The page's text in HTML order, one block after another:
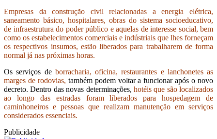
Empresas da construção civil relacionadas a energia elétrica,
saneamento básico, hospitalares, obras do sistema socioeducativo,
de infraestrutura do poder público e aquelas de interesse social, bem
como os estabelecimentos comerciais e indústriais que lhes forneçam
os respectivos insumos, estão liberados para trabalharem de forma
normal já nas próximas horas.
Os serviços de borracharia, oficina, restaurantes e lanchonetes as
marges de rodovias, também podem voltar a funcionar após o novo
decreto. Dentro das novas determinações, hotéis que são localizados
ao longo das estradas foram liberados para hospedagem de
caminhoneiros e pessoas que realizam manutenção em serviços
considerados essenciais.
Publicidade